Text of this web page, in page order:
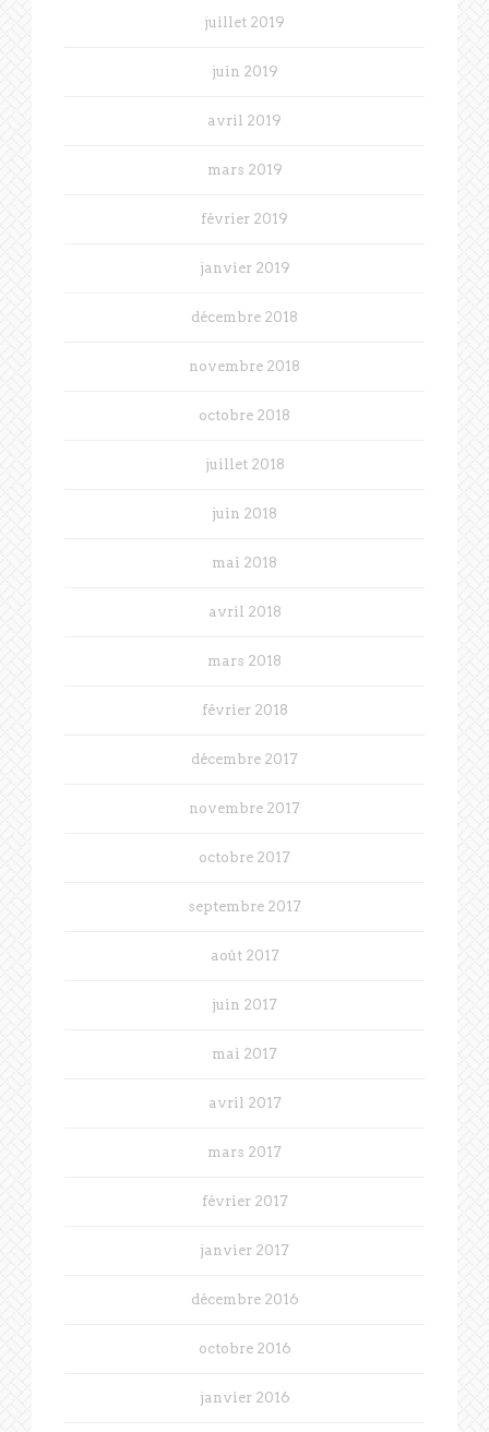
juillet 2019
juin 2019
avril 2019
mars 2019
février 2019
janvier 2019
décembre 2018
novembre 2018
octobre 2018
juillet 2018
juin 2018
mai 2018
avril 2018
mars 2018
février 2018
décembre 2017
novembre 2017
octobre 2017
septembre 2017
août 2017
juin 2017
mai 2017
avril 2017
mars 2017
février 2017
janvier 2017
décembre 2016
octobre 2016
janvier 2016